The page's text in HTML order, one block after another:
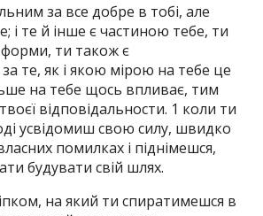
за все добре в тобі, але
і те й інше є частиною тебе, ти
ти також є
те, як і якою мірою на тебе це
на тебе щось впливає, тим
відповідальности. 1 коли ти
усвідомиш свою силу, швидко
помилках і піднімешся,
будувати свій шлях.
на який ти спиратимешся в